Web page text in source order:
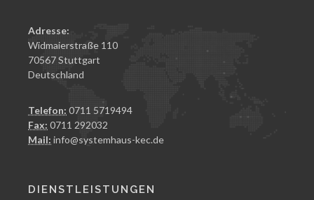
Adresse:
Widmaierstraße 110
70567 Stuttgart
Deutschland
Telefon: 0711 5719494
Fax: 0711 292032
Mail: info@systemhaus-kec.de
DIENSTLEISTUNGEN